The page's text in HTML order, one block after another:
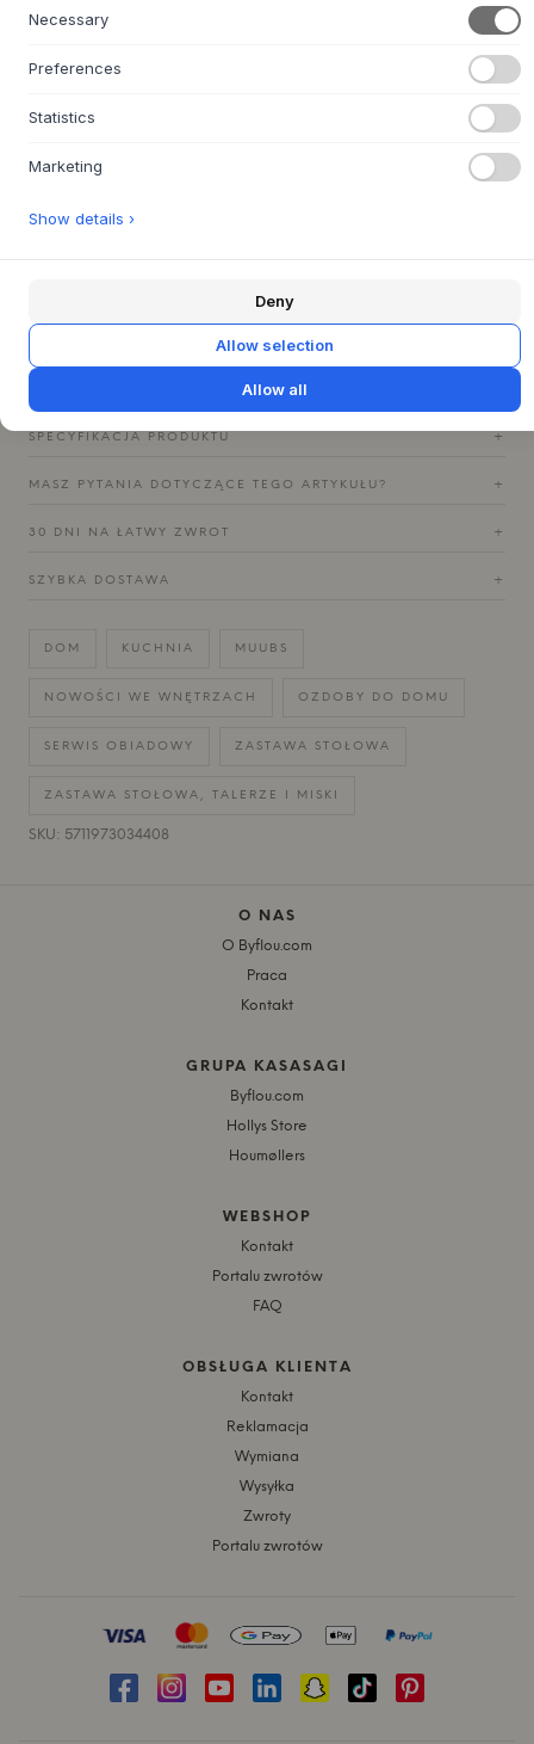
niuansowanymi odcieniami kolorów i żywą powierzchnią.
dyskretną elegancją, pełni funkcję rzeźbiarskiego
przyjemności.
Użyj talerza obiadowego Mame jako artystycznego płótna
aby uzyskać kompletny wygląd, lub zestaw go z surowymi
autentyczną i ziemistą atmosferę. Zmienne kolory szkliwa
różnie łapią światło i tworzą głębię, która wzbogaca każdy
posiłek.
SPECYFIKACJA PRODUKTU +
MASZ PYTANIA DOTYCZĄCE TEGO ARTYKUŁU? +
30 DNI NA ŁATWY ZWROT +
SZYBKA DOSTAWA +
DOM KUCHNIA MUUBS
NOWOŚCI WE WNĘTRZACH OZDOBY DO DOMU
SERWIS OBIADOWY ZASTAWA STOŁOWA
ZASTAWA STOŁOWA, TALERZE I MISKI
SKU: 5711973034408
O NAS
O Byflou.com
Praca
Kontakt
GRUPA KASASAGI
Byflou.com
Hollys Store
Houmøllers
WEBSHOP
Kontakt
Portalu zwrotów
FAQ
OBSŁUGA KLIENTA
Kontakt
Reklamacja
Wymiana
Wysyłka
Zwroty
Portalu zwrotów
Necessary
Preferences
Statistics
Marketing
Show details ›
Deny
Allow selection
Allow all